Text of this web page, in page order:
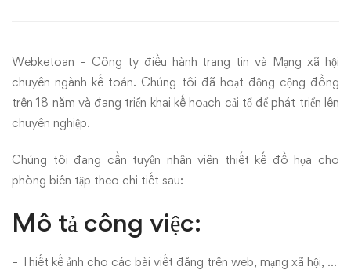
đồ
họa
Webketoan – Công ty điều hành trang tin và Mạng xã hội
chuyên ngành kế toán. Chúng tôi đã hoạt động cộng đồng
trên 18 năm và đang triển khai kế hoạch cải tổ để phát triển lên
chuyên nghiệp.
Chúng tôi đang cần tuyển nhân viên thiết kế đồ họa cho
phòng biên tập theo chi tiết sau:
Mô tả công việc:
– Thiết kế ảnh cho các bài viết đăng trên web, mạng xã hội, …